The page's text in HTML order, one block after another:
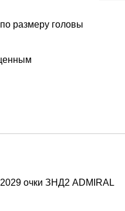
размеру головы
очки ЗНД2 ADMIRAL